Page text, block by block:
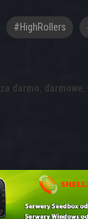
#HighRollers
za darmo, darmowe,